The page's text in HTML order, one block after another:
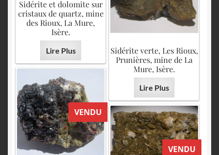
Sidérite et dolomite sur
cristaux de quartz, mine
des Rioux, La Mure,
Isère.
Lire Plus
Sidérite verte, Les Rioux,
Prunières, mine de La
Mure, Isère.
Lire Plus
VENDU
VENDU